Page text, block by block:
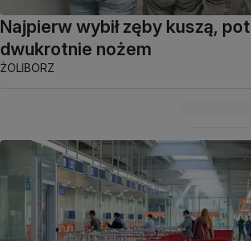
Najpierw wybił zęby kuszą,
dwukrotnie nożem
ŻOLIBORZ